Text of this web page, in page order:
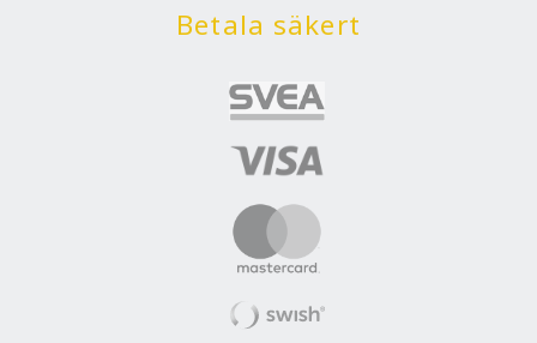
Betala säkert